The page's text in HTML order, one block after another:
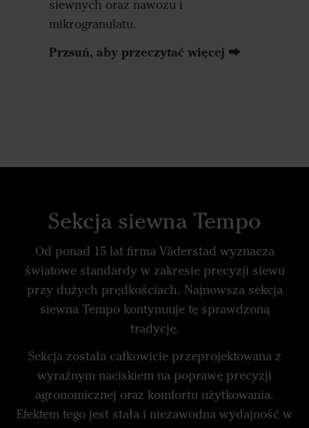
siewnych oraz nawozu i
mikrogranulatu.
Przsuń, aby przeczytać więcej ⮕
Sekcja siewna Tempo
Od ponad 15 lat firma Väderstad wyznacza
światowe standardy w zakresie precyzji siewu
przy dużych prędkościach. Najnowsza sekcja
siewna Tempo kontynuuje tę sprawdzoną
tradycję.
Sekcja została całkowicie przeprojektowana z
wyraźnym naciskiem na poprawę precyzji
agronomicznej oraz komfortu użytkowania.
Efektem tego jest stała i niezawodna wydajność w